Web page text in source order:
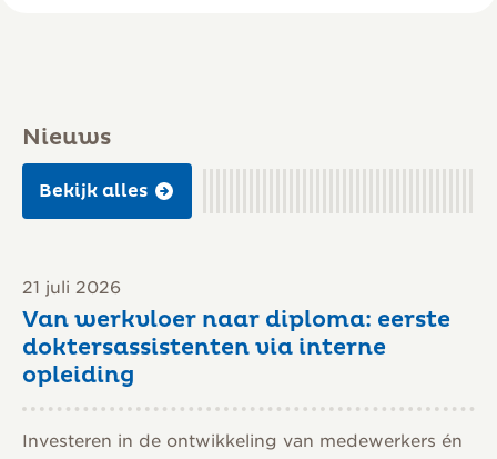
Nieuws
Bekijk alles
21 juli 2026
Van werkvloer naar diploma: eerste
doktersassistenten via interne
opleiding
Investeren in de ontwikkeling van medewerkers én